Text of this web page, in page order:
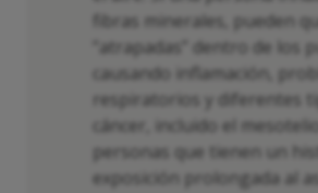
fibras minerales, pueden
“atrapadas” dentro de los
causando inflamación,
respiratorios y diferentes
cáncer, incluido el
personas que tienen un
exposición prolongada al